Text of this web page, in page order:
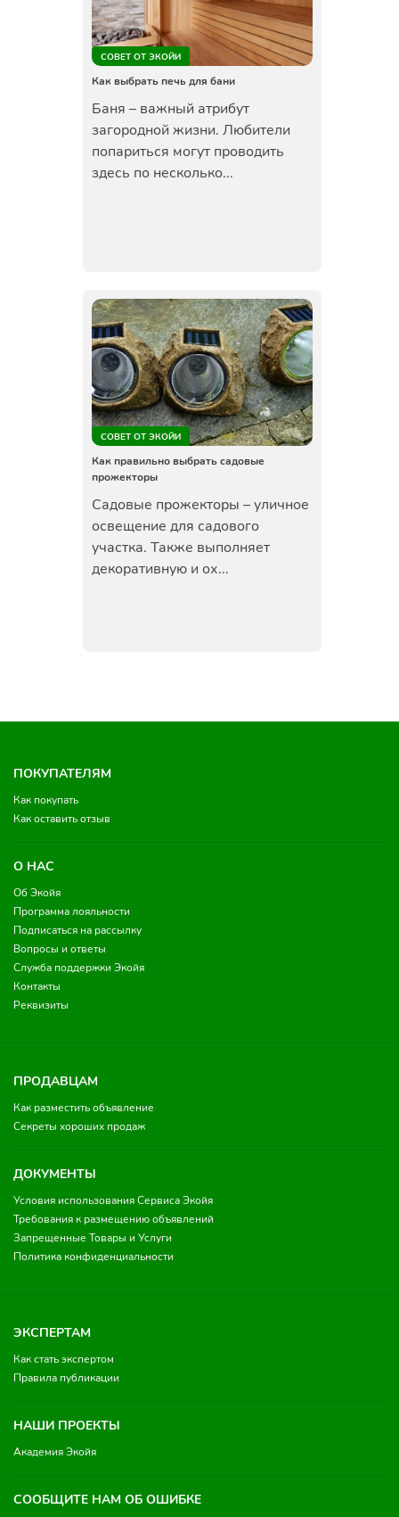
СОВЕТ ОТ ЭКОЙИ
Как выбрать печь для бани
Баня – важный атрибут
загородной жизни. Любители
попариться могут проводить
здесь по несколько...
СОВЕТ ОТ ЭКОЙИ
Как правильно выбрать садовые
прожекторы
Садовые прожекторы – уличное
освещение для садового
участка. Также выполняет
декоративную и ох...
ПОКУПАТЕЛЯМ
Как покупать
Как оставить отзыв
О НАС
Об Экойя
Программа лояльности
Подписаться на рассылку
Вопросы и ответы
Служба поддержки Экойя
Контакты
Реквизиты
ПРОДАВЦАМ
Как разместить объявление
Секреты хороших продаж
ДОКУМЕНТЫ
Условия использования Сервиса Экойя
Требования к размещению объявлений
Запрещенные Товары и Услуги
Политика конфиденциальности
ЭКСПЕРТАМ
Как стать экспертом
Правила публикации
НАШИ ПРОЕКТЫ
Академия Экойя
СООБЩИТЕ НАМ ОБ ОШИБКЕ